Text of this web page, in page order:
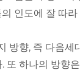
인도에 잘 따
향, 즉 다음
하나의 방향